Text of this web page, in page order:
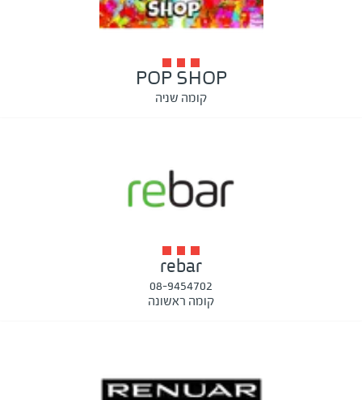
POP SHOP
קומה שניה
rebar
08-9454702
קומה ראשונה